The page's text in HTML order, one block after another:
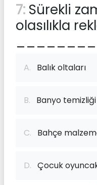
7: Sürekli
olasılıkla
A. Balık oltaları
B. Banyo temizliği
C. Bahçe
D. Çocuk